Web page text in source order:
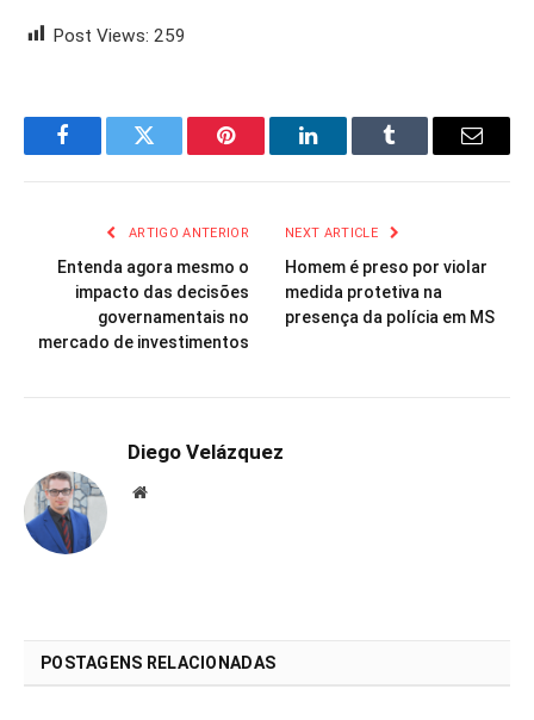
Post Views: 259
FacebookTwitter Pinterest LinkedInTumblr Email
ARTIGO ANTERIOR
Entenda agora mesmo o
impacto das decisões
governamentais no
mercado de investimentos
NEXT ARTICLE
Homem é preso por violar
medida protetiva na
presença da polícia em MS
Diego Velázquez
Website
POSTAGENS RELACIONADAS